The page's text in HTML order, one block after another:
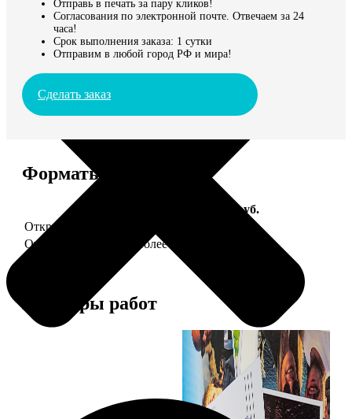
Отправь в печать за пару кликов!
Согласования по электронной почте. Отвечаем за 24
часа!
Срок выполнения заказа: 1 сутки
Отправим в любой город РФ и мира!
Сделать заказ
Форматы и цены
Цена, руб.
Открытка А5 "отправим за Вас"
Открытка А5 6 шт и более
Примеры работ